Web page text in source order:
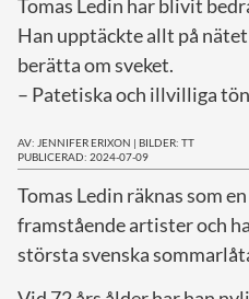
Monacos
Tomas Ledin har blivit
Han upptäckte allt på
berätta om sveket.
– Patetiska och illvilliga
AV: JENNIFER ERIXON | BILDER: TT
PUBLICERAD: 2024-07-09
Tomas Ledin räknas som
framstående artister och
största svenska